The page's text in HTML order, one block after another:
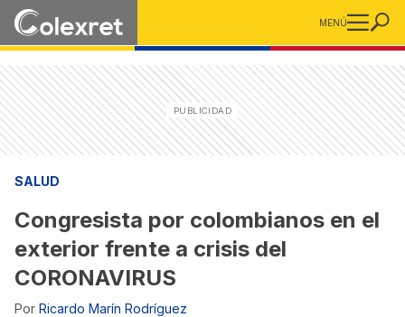
MENÚ
SALUD
Congresista por colombianos en el
exterior frente a crisis del
CORONAVIRUS
Por Ricardo Marín Rodríguez